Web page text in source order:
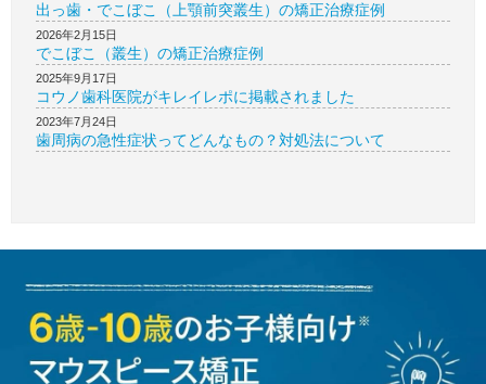
出っ歯・でこぼこ（上顎前突叢生）の矯正治療症例
2026年2月15日
でこぼこ（叢生）の矯正治療症例
2025年9月17日
コウノ歯科医院がキレイレポに掲載されました
2023年7月24日
歯周病の急性症状ってどんなもの？対処法について